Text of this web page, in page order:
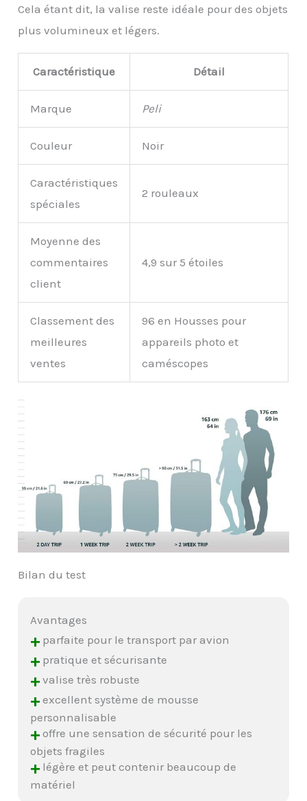
Cela étant dit, la valise reste idéale pour des objets
plus volumineux et légers.
Caractéristique Détail
Marque Peli
Couleur Noir
Caractéristiques
spéciales
2 rouleaux
Moyenne des
commentaires
client
4,9 sur 5 étoiles
Classement des
meilleures
ventes
96 en Housses pour
appareils photo et
caméscopes
Bilan du test
Avantages
+ parfaite pour le transport par avion
+ pratique et sécurisante
+ valise très robuste
+ excellent système de mousse
personnalisable
+ offre une sensation de sécurité pour les
objets fragiles
+ légère et peut contenir beaucoup de
matériel